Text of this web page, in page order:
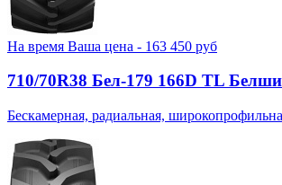
На время Ваша цена - 163 450 руб
710/70R38 Бел-179 166D TL
Бескамерная, радиальная,